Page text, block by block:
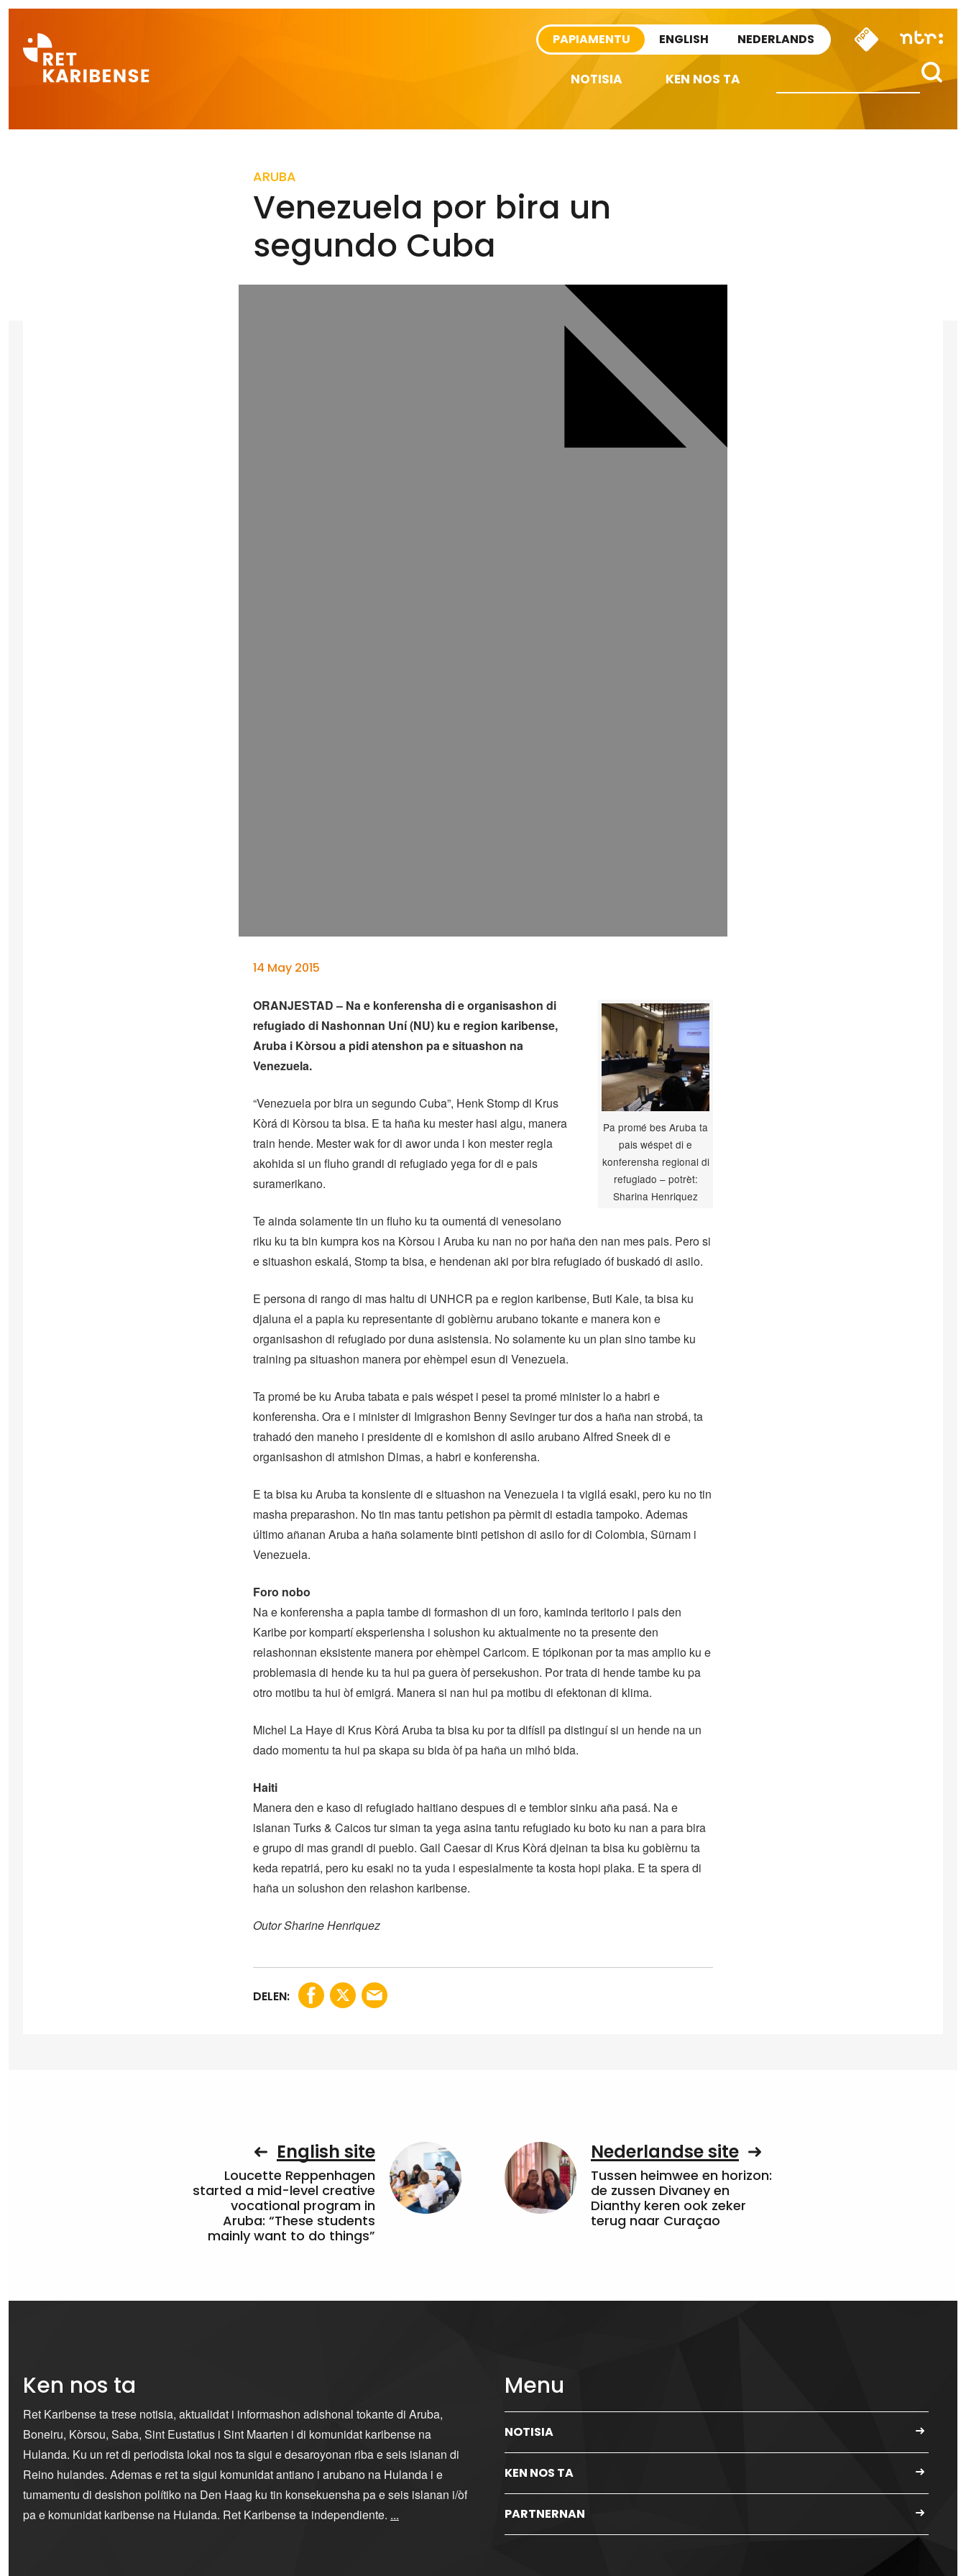
PAPIAMENTU ENGLISH NEDERLANDS
NOTISIA KEN NOS TA
ARUBA
Venezuela por bira un
segundo Cuba
14 May 2015
Pa promé bes Aruba ta
pais wéspet di e
konferensha regional di
refugiado – potrèt:
Sharina Henriquez
ORANJESTAD – Na e konferensha di e organisashon di
refugiado di Nashonnan Uní (NU) ku e region karibense,
Aruba i Kòrsou a pidi atenshon pa e situashon na
Venezuela.
“Venezuela por bira un segundo Cuba”, Henk Stomp di Krus
Kòrá di Kòrsou ta bisa. E ta haña ku mester hasi algu, manera
train hende. Mester wak for di awor unda i kon mester regla
akohida si un fluho grandi di refugiado yega for di e pais
suramerikano.
Te ainda solamente tin un fluho ku ta oumentá di venesolano
riku ku ta bin kumpra kos na Kòrsou i Aruba ku nan no por haña den nan mes pais. Pero si
e situashon eskalá, Stomp ta bisa, e hendenan aki por bira refugiado óf buskadó di asilo.
E persona di rango di mas haltu di UNHCR pa e region karibense, Buti Kale, ta bisa ku
djaluna el a papia ku representante di gobièrnu arubano tokante e manera kon e
organisashon di refugiado por duna asistensia. No solamente ku un plan sino tambe ku
training pa situashon manera por ehèmpel esun di Venezuela.
Ta promé be ku Aruba tabata e pais wéspet i pesei ta promé minister lo a habri e
konferensha. Ora e i minister di Imigrashon Benny Sevinger tur dos a haña nan strobá, ta
trahadó den maneho i presidente di e komishon di asilo arubano Alfred Sneek di e
organisashon di atmishon Dimas, a habri e konferensha.
E ta bisa ku Aruba ta konsiente di e situashon na Venezuela i ta vigilá esaki, pero ku no tin
masha preparashon. No tin mas tantu petishon pa pèrmit di estadia tampoko. Ademas
último añanan Aruba a haña solamente binti petishon di asilo for di Colombia, Sürnam i
Venezuela.
Foro nobo
Na e konferensha a papia tambe di formashon di un foro, kaminda teritorio i pais den
Karibe por kompartí eksperiensha i solushon ku aktualmente no ta presente den
relashonnan eksistente manera por ehèmpel Caricom. E tópikonan por ta mas amplio ku e
problemasia di hende ku ta hui pa guera òf persekushon. Por trata di hende tambe ku pa
otro motibu ta hui òf emigrá. Manera si nan hui pa motibu di efektonan di klima.
Michel La Haye di Krus Kòrá Aruba ta bisa ku por ta difísil pa distinguí si un hende na un
dado momentu ta hui pa skapa su bida òf pa haña un mihó bida.
Haiti
Manera den e kaso di refugiado haitiano despues di e temblor sinku aña pasá. Na e
islanan Turks & Caicos tur siman ta yega asina tantu refugiado ku boto ku nan a para bira
e grupo di mas grandi di pueblo. Gail Caesar di Krus Kòrá djeinan ta bisa ku gobièrnu ta
keda repatriá, pero ku esaki no ta yuda i espesialmente ta kosta hopi plaka. E ta spera di
haña un solushon den relashon karibense.
Outor Sharine Henriquez
DELEN:
English site
Loucette Reppenhagen
started a mid-level creative
vocational program in
Aruba: “These students
mainly want to do things”
Nederlandse site
Tussen heimwee en horizon:
de zussen Divaney en
Dianthy keren ook zeker
terug naar Curaçao
Ken nos ta
Ret Karibense ta trese notisia, aktualidat i informashon adishonal tokante di Aruba,
Boneiru, Kòrsou, Saba, Sint Eustatius i Sint Maarten i di komunidat karibense na
Hulanda. Ku un ret di periodista lokal nos ta sigui e desaroyonan riba e seis islanan di
Reino hulandes. Ademas e ret ta sigui komunidat antiano i arubano na Hulanda i e
tumamentu di desishon polítiko na Den Haag ku tin konsekuensha pa e seis islanan i/òf
pa e komunidat karibense na Hulanda. Ret Karibense ta independiente. ...
Menu
NOTISIA
KEN NOS TA
PARTNERNAN